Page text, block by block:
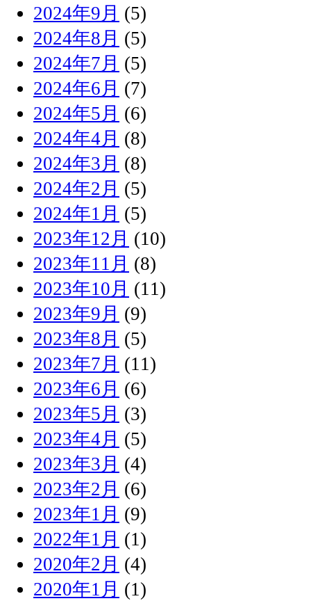
2024年9月 (5)
2024年8月 (5)
2024年7月 (5)
2024年6月 (7)
2024年5月 (6)
2024年4月 (8)
2024年3月 (8)
2024年2月 (5)
2024年1月 (5)
2023年12月 (10)
2023年11月 (8)
2023年10月 (11)
2023年9月 (9)
2023年8月 (5)
2023年7月 (11)
2023年6月 (6)
2023年5月 (3)
2023年4月 (5)
2023年3月 (4)
2023年2月 (6)
2023年1月 (9)
2022年1月 (1)
2020年2月 (4)
2020年1月 (1)